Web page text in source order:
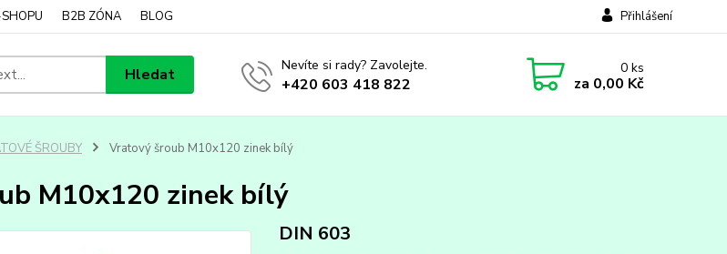
B2B ZÓNA BLOG Přihlášení
Hledat Nevíte si rady? Zavolejte.
+420 603 418 822
0ks
za 0,00 Kč
ŠROUBY Vratový šroub M10x120 zinek bílý
M10x120 zinek bílý
DIN 603